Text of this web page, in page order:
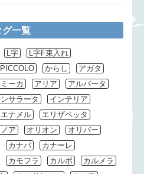
グ一覧
L字
L字F束入れ
PICCOLO からし
アガタ
ーカ アリア
アルバータ
サラータ
インテリア
エナメル
エリザベッタ
ア オリオン
オリバー
カナパ
カナーレ
カモフラ カルボ
カルメラ